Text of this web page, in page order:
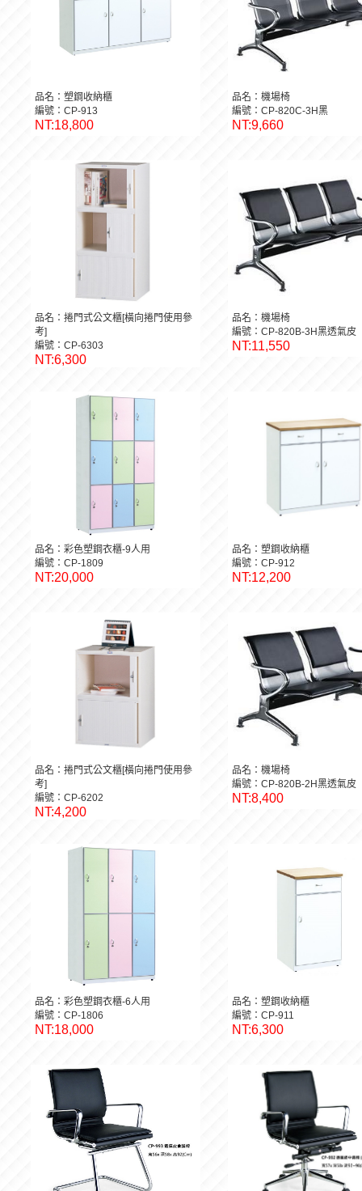
品名：塑鋼收納櫃
編號：CP-913
NT:18,800
品名：機場椅
編號：CP-820C-3H黑
NT:9,660
品名：捲門式公文櫃[橫向捲門使用參
考]
編號：CP-6303
NT:6,300
品名：機場椅
編號：CP-820B-3H黑透氣皮
NT:11,550
品名：彩色塑鋼衣櫃-9人用
編號：CP-1809
NT:20,000
品名：塑鋼收納櫃
編號：CP-912
NT:12,200
品名：捲門式公文櫃[橫向捲門使用參
考]
編號：CP-6202
NT:4,200
品名：機場椅
編號：CP-820B-2H黑透氣皮
NT:8,400
品名：彩色塑鋼衣櫃-6人用
編號：CP-1806
NT:18,000
品名：塑鋼收納櫃
編號：CP-911
NT:6,300